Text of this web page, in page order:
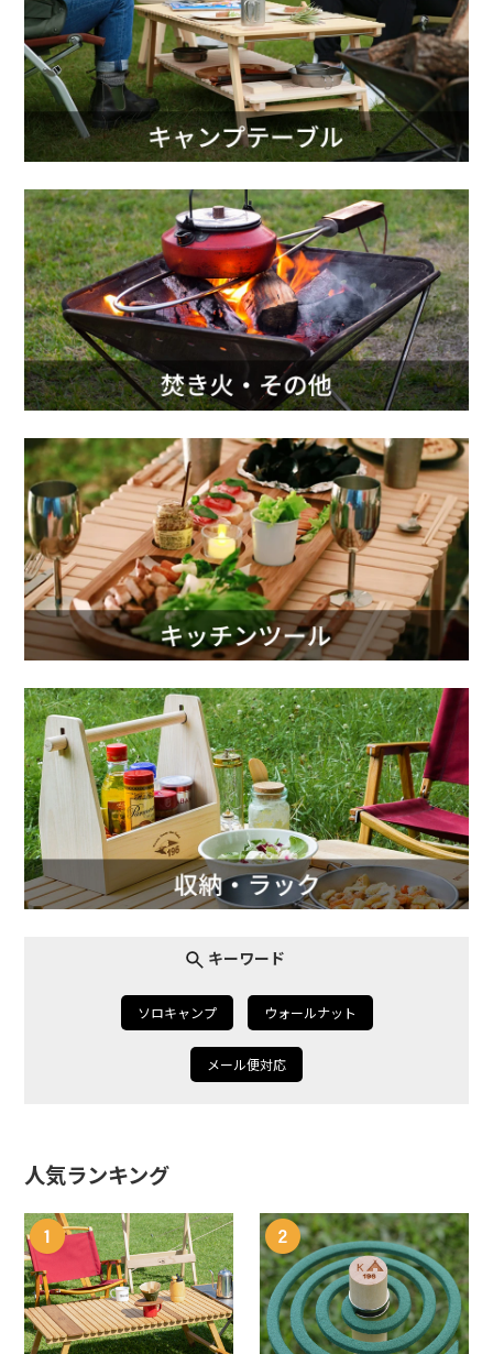
キーワード
ソロキャンプ ウォールナット
メール便対応
人気ランキング